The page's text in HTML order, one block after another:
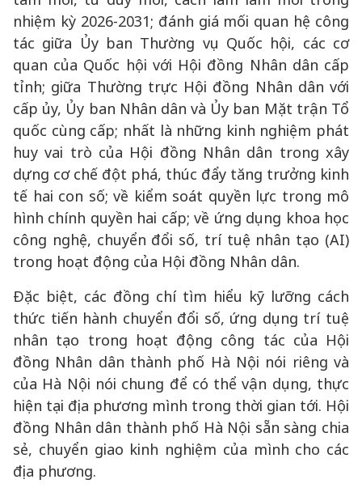
nhiệm kỳ 2026-2031; đánh giá mối quan hệ công
tác giữa Ủy ban Thường vụ Quốc hội, các cơ
quan của Quốc hội với Hội đồng Nhân dân cấp
tỉnh; giữa Thường trực Hội đồng Nhân dân với
cấp ủy, Ủy ban Nhân dân và Ủy ban Mặt trận Tổ
quốc cùng cấp; nhất là những kinh nghiệm phát
huy vai trò của Hội đồng Nhân dân trong xây
dựng cơ chế đột phá, thúc đẩy tăng trưởng kinh
tế hai con số; về kiểm soát quyền lực trong mô
hình chính quyền hai cấp; về ứng dụng khoa học
công nghệ, chuyển đổi số, trí tuệ nhân tạo (AI)
trong hoạt động của Hội đồng Nhân dân.
Đặc biệt, các đồng chí tìm hiểu kỹ lưỡng cách
thức tiến hành chuyển đổi số, ứng dụng trí tuệ
nhân tạo trong hoạt động công tác của Hội
đồng Nhân dân thành phố Hà Nội nói riêng và
của Hà Nội nói chung để có thể vận dụng, thực
hiện tại địa phương mình trong thời gian tới. Hội
đồng Nhân dân thành phố Hà Nội sẵn sàng chia
sẻ, chuyển giao kinh nghiệm của mình cho các
địa phương.